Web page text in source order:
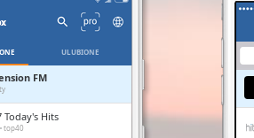
ULUBIONE
FM
Today's Hits
top40